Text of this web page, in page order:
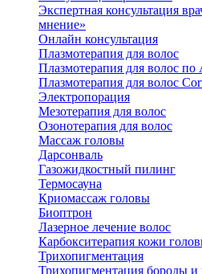
Экспертная консультация
мнение»
Онлайн консультация
Плазмотерапия для волос
Плазмотерапия для волос по
Плазмотерапия для волос
Электропорация
Мезотерапия для волос
Озонотерапия для волос
Массаж головы
Дарсонваль
Газожидкостный пилинг
Термосауна
Криомассаж головы
Биоптрон
Лазерное лечение волос
Карбокситерапия кожи
Трихопигментация
Трихопигментация бороды и